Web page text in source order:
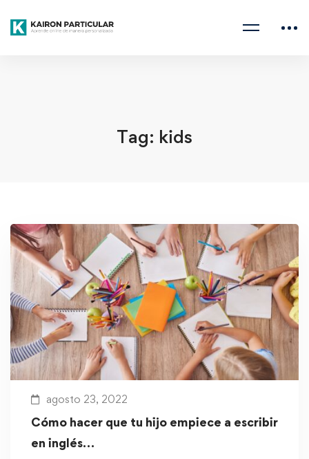
Home kids
Tag: kids
agosto 23, 2022
Cómo hacer que tu hijo empiece a escribir
en inglés…